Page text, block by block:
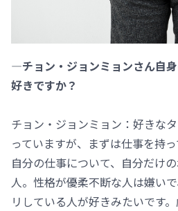
―チョン・ジョンミョンさん自
好きですか？
チョン・ジョンミョン：好きな
っていますが、まずは仕事を持っ
自分の仕事について、自分だけ
人。性格が優柔不断な人は嫌い
リしている人が好きみたいです